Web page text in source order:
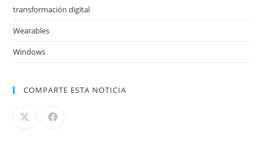
transformación digital
Wearables
Windows
COMPARTE ESTA NOTICIA